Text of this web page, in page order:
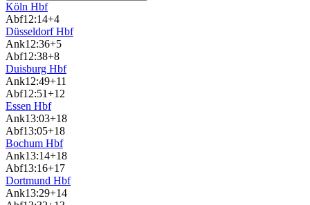
Köln Hbf
Abf12:14+4
Düsseldorf Hbf
Ank12:36+5
Abf12:38+8
Duisburg Hbf
Ank12:49+11
Abf12:51+12
Essen Hbf
Ank13:03+18
Abf13:05+18
Bochum Hbf
Ank13:14+18
Abf13:16+17
Dortmund Hbf
Ank13:29+14